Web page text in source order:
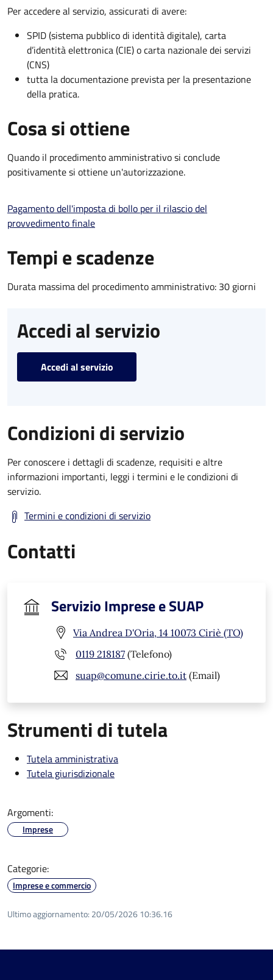
Per accedere al servizio, assicurati di avere:
SPID (sistema pubblico di identità digitale), carta
d’identità elettronica (CIE) o carta nazionale dei servizi
(CNS)
tutta la documentazione prevista per la presentazione
della pratica.
Cosa si ottiene
Quando il procedimento amministrativo si conclude
positivamente si ottiene un'autorizzazione.
Pagamento dell'imposta di bollo per il rilascio del
provvedimento finale
Tempi e scadenze
Durata massima del procedimento amministrativo: 30 giorni
Accedi al servizio
Accedi al servizio
Condizioni di servizio
Per conoscere i dettagli di scadenze, requisiti e altre
informazioni importanti, leggi i termini e le condizioni di
servizio.
Termini e condizioni di servizio
Contatti
Servizio Imprese e SUAP
Via Andrea D'Oria, 14 10073 Ciriè (TO)
0119 218187 (Telefono)
suap@comune.cirie.to.it (Email)
Strumenti di tutela
Tutela amministrativa
Tutela giurisdizionale
Argomenti:
Imprese
Categorie:
Imprese e commercio
Ultimo aggiornamento: 20/05/2026 10:36.16